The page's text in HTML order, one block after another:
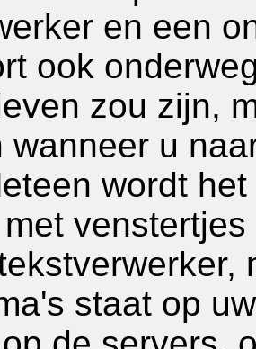
en een
ook
zou zijn,
wanneer u
wordt
staat op